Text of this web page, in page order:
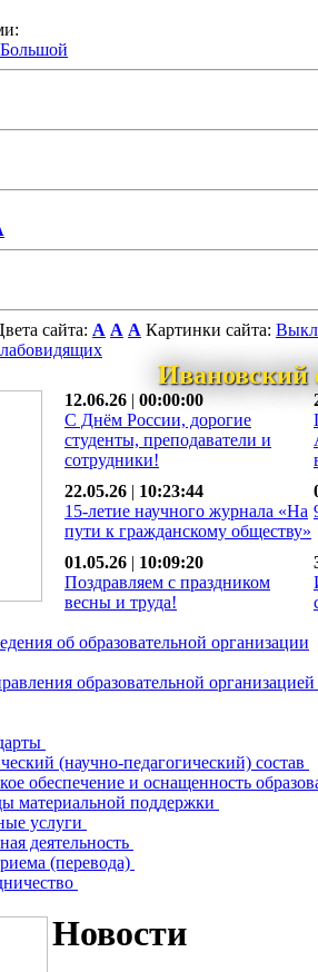
Большой
сайта: A A A Картинки сайта: Выкл
12.06.26 | 00:00:00
С Днём России, дорогие
студенты, преподаватели и
сотрудники!
22.05.26 | 10:23:44
15-летие научного журнала «На
пути к гражданскому обществу»
01.05.26 | 10:09:20
Поздравляем с праздником
весны и труда!
об образовательной организации
образовательной организацией
(научно-педагогический) состав
обеспечение и оснащенность
материальной поддержки
услуги
деятельность
(перевода)
Новости